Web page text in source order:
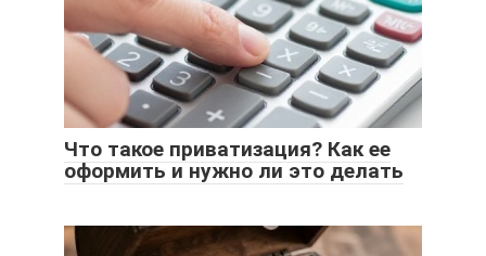
Что такое приватизация? Как ее
оформить и нужно ли это делать